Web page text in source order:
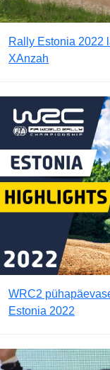
Rally Estonia 2022
XAnzah
WRC2
Estonia 2022